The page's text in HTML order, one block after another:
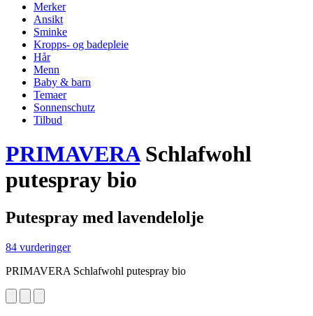
Merker
Ansikt
Sminke
Kropps- og badepleie
Hår
Menn
Baby & barn
Temaer
Sonnenschutz
Tilbud
PRIMAVERASchlafwohl
putespray bio
Putespray med lavendelolje
84 vurderinger
PRIMAVERA Schlafwohl putespray bio